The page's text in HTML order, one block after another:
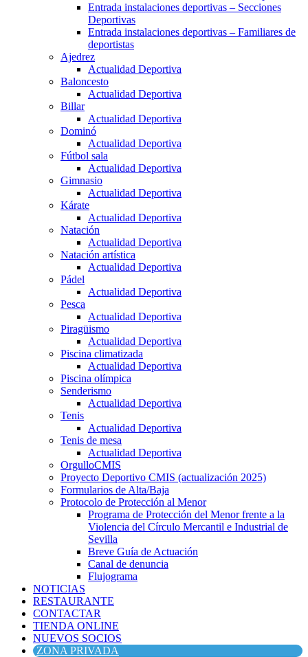
Entrada instalaciones deportivas – Secciones
Deportivas
Entrada instalaciones deportivas – Familiares de
deportistas
Ajedrez
Actualidad Deportiva
Baloncesto
Actualidad Deportiva
Billar
Actualidad Deportiva
Dominó
Actualidad Deportiva
Fútbol sala
Actualidad Deportiva
Gimnasio
Actualidad Deportiva
Kárate
Actualidad Deportiva
Natación
Actualidad Deportiva
Natación artística
Actualidad Deportiva
Pádel
Actualidad Deportiva
Pesca
Actualidad Deportiva
Piragüismo
Actualidad Deportiva
Piscina climatizada
Actualidad Deportiva
Piscina olímpica
Senderismo
Actualidad Deportiva
Tenis
Actualidad Deportiva
Tenis de mesa
Actualidad Deportiva
OrgulloCMIS
Proyecto Deportivo CMIS (actualización 2025)
Formularios de Alta/Baja
Protocolo de Protección al Menor
Programa de Protección del Menor frente a la
Violencia del Círculo Mercantil e Industrial de
Sevilla
Breve Guía de Actuación
Canal de denuncia
Flujograma
NOTICIAS
RESTAURANTE
CONTACTAR
TIENDA ONLINE
NUEVOS SOCIOS
ZONA PRIVADA